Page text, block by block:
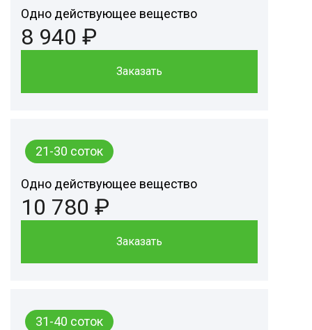
Одно действующее вещество
8 940 ₽
Заказать
21-30 соток
Одно действующее вещество
10 780 ₽
Заказать
31-40 соток